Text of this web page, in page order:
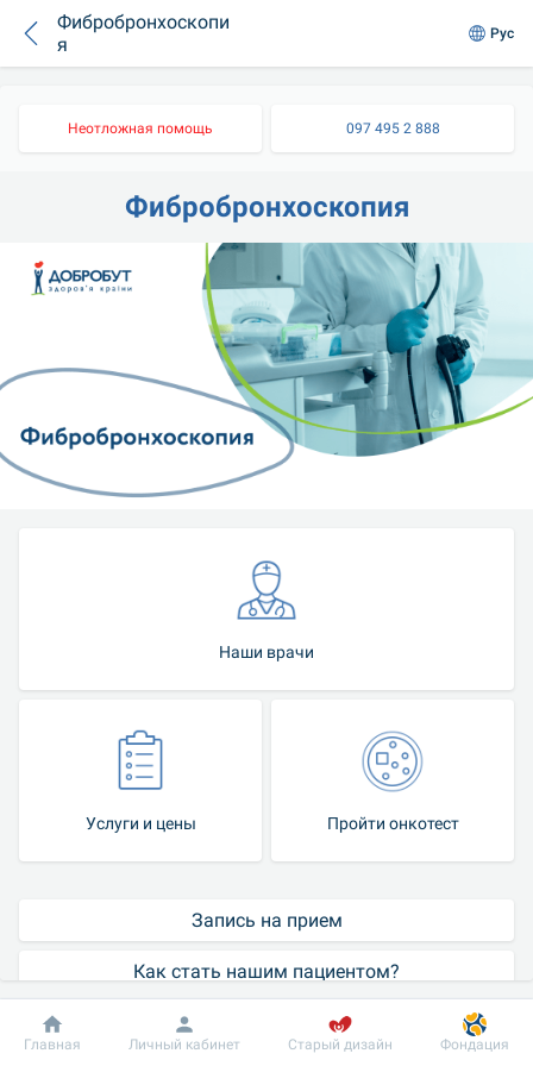
Фибробронхоскопи
я
Рус
Неотложная помощь 097 495 2 888
Фибробронхоскопия
Наши врачи
Услуги и цены Пройти онкотест
Запись на прием
Как стать нашим пациентом?
Контакт-центр
Добробут
Информация Пациенту
Главная Личный кабинет Старый дизайн Фондация